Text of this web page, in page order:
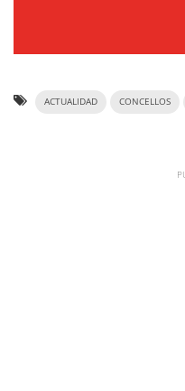
ACTUALIDAD CONCELLOS